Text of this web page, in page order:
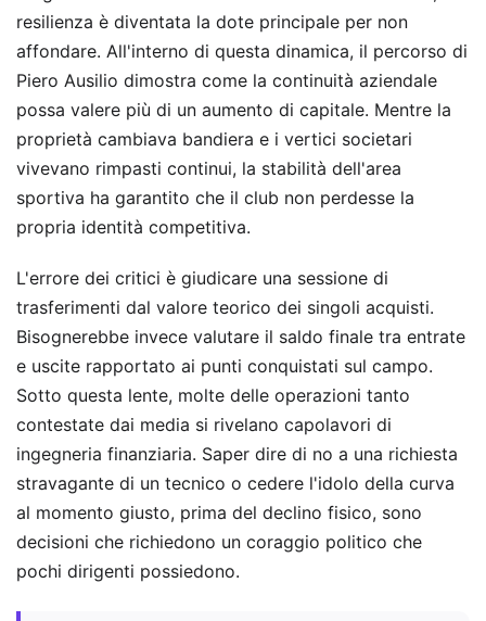
resilienza è diventata la dote principale per non
affondare. All'interno di questa dinamica, il percorso di
Piero Ausilio dimostra come la continuità aziendale
possa valere più di un aumento di capitale. Mentre la
proprietà cambiava bandiera e i vertici societari
vivevano rimpasti continui, la stabilità dell'area
sportiva ha garantito che il club non perdesse la
propria identità competitiva.
L'errore dei critici è giudicare una sessione di
trasferimenti dal valore teorico dei singoli acquisti.
Bisognerebbe invece valutare il saldo finale tra entrate
e uscite rapportato ai punti conquistati sul campo.
Sotto questa lente, molte delle operazioni tanto
contestate dai media si rivelano capolavori di
ingegneria finanziaria. Saper dire di no a una richiesta
stravagante di un tecnico o cedere l'idolo della curva
al momento giusto, prima del declino fisico, sono
decisioni che richiedono un coraggio politico che
pochi dirigenti possiedono.